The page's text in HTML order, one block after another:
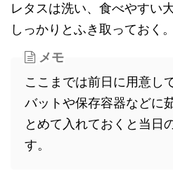
レタスは洗い、食べやすい
しっかりとふき取っておく。
メモ
ここまでは前日に用意し
バットや保存容器などに
とめて入れておくと当日
す。